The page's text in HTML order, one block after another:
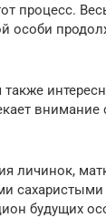
процесс.
особи
внимание
личинок,
будущих